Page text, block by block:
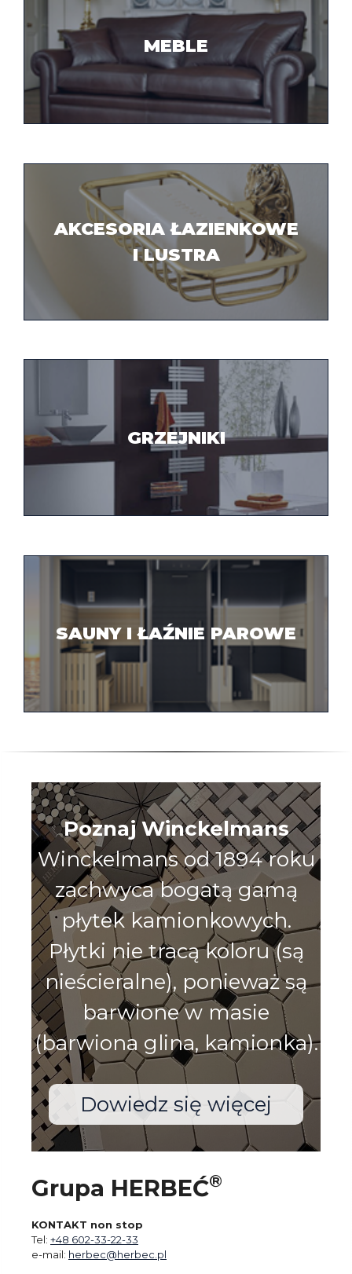
MEBLE
AKCESORIA ŁAZIENKOWE
I LUSTRA
GRZEJNIKI
SAUNY I ŁAŹNIE PAROWE
Poznaj Winckelmans
Winckelmans od 1894 roku
zachwyca bogatą gamą
płytek kamionkowych.
Płytki nie tracą koloru (są
nieścieralne), ponieważ są
barwione w masie
(barwiona glina, kamionka).
Dowiedz się więcej
Grupa HERBEĆ®
KONTAKT non stop
Tel: +48 602-33-22-33
e-mail: herbec@herbec.pl